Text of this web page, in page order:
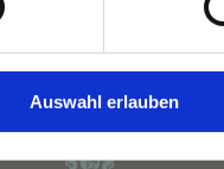
Auswahl erlauben
auf die Zugspitze mit